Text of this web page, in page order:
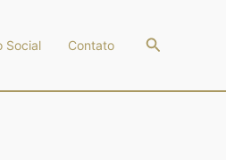
Social Contato Pesquisar